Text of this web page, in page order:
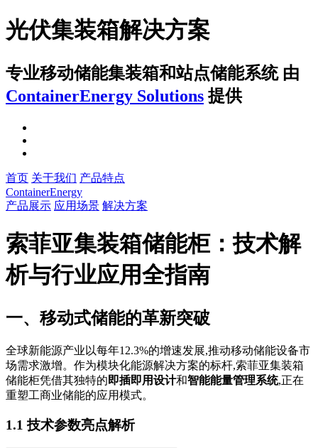
光伏集装箱解决方案
专业移动储能集装箱和站点储能系统 由
ContainerEnergy Solutions 提供
首页 关于我们 产品特点
ContainerEnergy
产品展示 应用场景 解决方案
索菲亚集装箱储能柜：技术解
析与行业应用全指南
一、移动式储能的革新突破
全球新能源产业以每年12.3%的增速发展,推动移动储能设备市
场需求激增。作为模块化能源解决方案的标杆,索菲亚集装箱
储能柜凭借其独特的即插即用设计和智能能量管理系统,正在
重塑工商业储能的应用模式。
1.1 技术参数亮点解析